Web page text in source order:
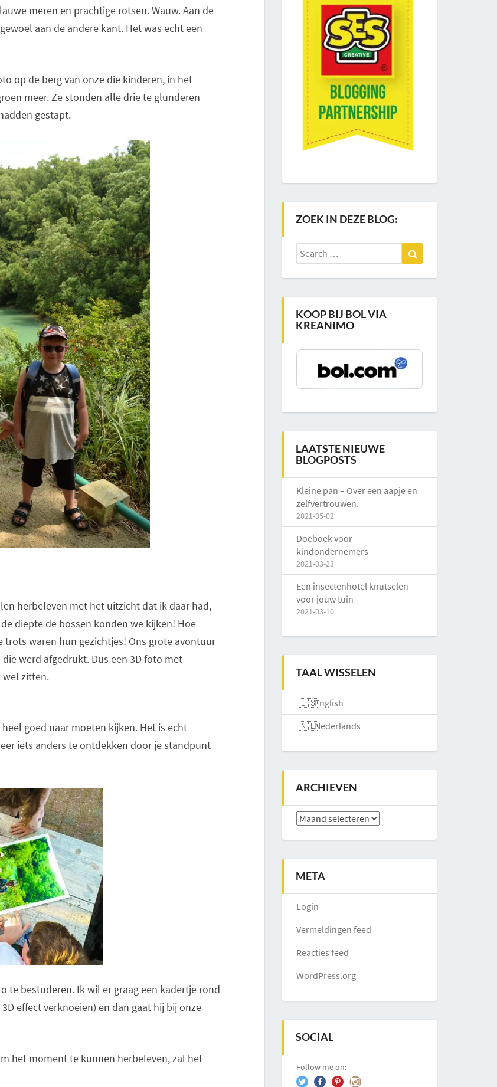
meren en prachtige rotsen. Wauw. Aan de
aan de andere kant. Het was echt een
op de berg van onze die kinderen, in het
meer. Ze stonden alle drie te glunderen
gestapt.
herbeleven met het uitzicht dat ik daar had,
diepte de bossen konden we kijken! Hoe
trots waren hun gezichtjes! Ons grote avontuur
werd afgedrukt. Dus een 3D foto met
wel zitten.
goed naar moeten kijken. Het is echt
iets anders te ontdekken door je standpunt
te bestuderen. Ik wil er graag een kadertje rond
effect verknoeien) en dan gaat hij bij onze
het moment te kunnen herbeleven, zal het
ZOEK IN DEZE BLOG:
Search
for:
KOOP BIJ BOL VIA
KREANIMO
LAATSTE NIEUWE
BLOGPOSTS
Kleine pan – Over een aapje en
zelfvertrouwen.
2021-05-02
Doeboek voor
kindondernemers
2021-03-23
Een insectenhotel knutselen
voor jouw tuin
2021-03-10
TAAL WISSELEN
English
Nederlands
ARCHIEVEN
Archieven
META
Login
Vermeldingen feed
Reacties feed
WordPress.org
SOCIAL
Follow me on: